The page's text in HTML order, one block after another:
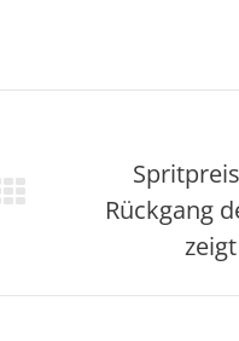
NächsterRückgang